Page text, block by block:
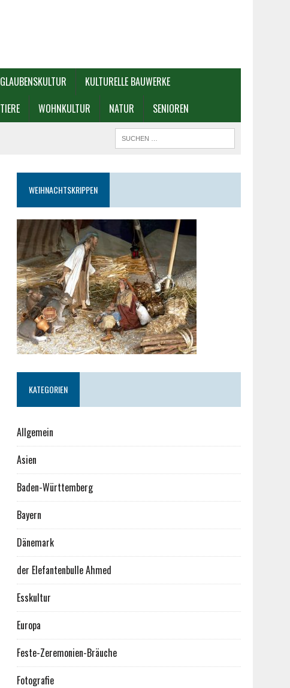
GLAUBENSKULTUR
KULTURELLE BAUWERKE
TIERE WOHNKULTUR NATUR SENIOREN
WEIHNACHTSKRIPPEN
KATEGORIEN
Allgemein
Asien
Baden-Württemberg
Bayern
Dänemark
der Elefantenbulle Ahmed
Esskultur
Europa
Feste-Zeremonien-Bräuche
Fotografie